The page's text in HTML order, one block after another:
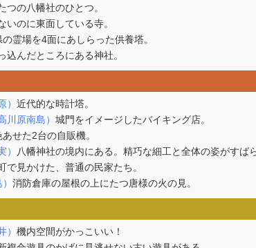
つの八幡社のひとつ。
いのに東面している寺。
霊場を4面にあしらった供養塔。
込んだところにある神社。
近代的な時計塔。
川原南島） 城門をイメージしたバイキング店。
あせた2台の自販機。
）
八幡神社の境内にある。精巧な細工と全体の姿がすば
で見かけた、普通の民家たち。
消防倉庫の屋根の上にたつ唐様の火の見。
機内空間がかっこいい！